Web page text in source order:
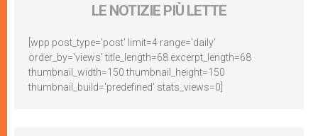
LE NOTIZIE PIÙ LETTE
[wpp post_type='post' limit=4 range='daily'
order_by='views' title_length=68 excerpt_length=68
thumbnail_width=150 thumbnail_height=150
thumbnail_build='predefined' stats_views=0]